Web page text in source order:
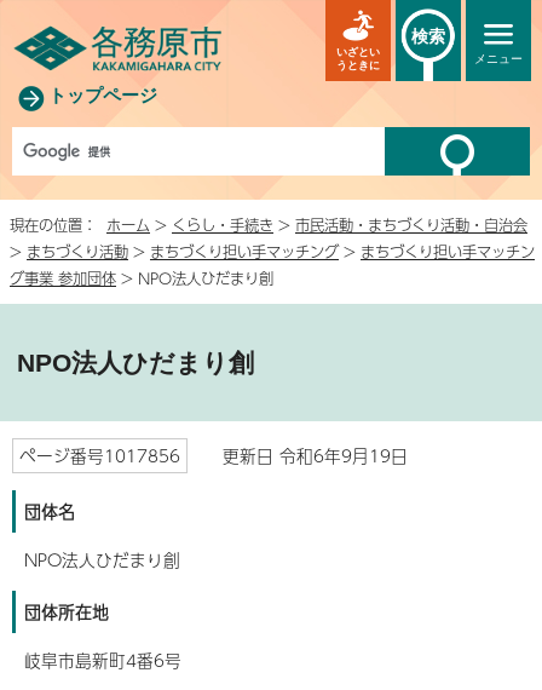
トップページ
メニュー
いざとい
うときに
検索
現在の位置： ホーム > くらし・手続き > 市民活動・まちづくり活動・自治会
> まちづくり活動 > まちづくり担い手マッチング> まちづくり担い手マッチン
グ事業 参加団体 > NPO法人ひだまり創
NPO法人ひだまり創
ページ番号1017856 更新日 令和6年9月19日
団体名
NPO法人ひだまり創
団体所在地
岐阜市島新町4番6号